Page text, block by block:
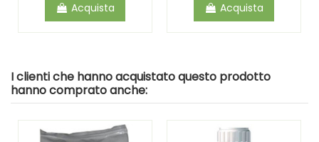
Acquista Acquista
I clienti che hanno acquistato questo prodotto
hanno comprato anche: